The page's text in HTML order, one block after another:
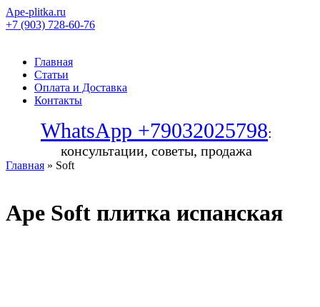
Ape-plitka.ru
+7 (903) 728-60-76
Главная
Статьи
Оплата и Доставка
Контакты
WhatsApp +79032025798:
консультации, советы, продажа
Главная » Soft
Ape Soft плитка испанская